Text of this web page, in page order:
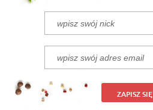
ZAPISZ SIĘ